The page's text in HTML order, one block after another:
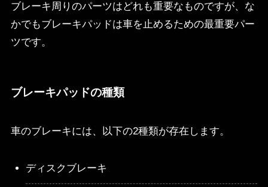
ブレーキ周りのパーツはどれも重要なものですが、な
かでもブレーキパッドは車を止めるための最重要パー
ツです。
ブレーキパッドの種類
車のブレーキには、以下の2種類が存在します。
ディスクブレーキ